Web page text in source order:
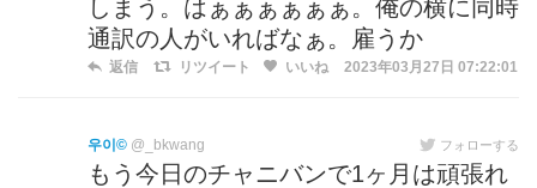
しまう。はぁぁぁぁぁぁ。俺の横に同時
通訳の人がいればなぁ。雇うか
返信 リツイート いいね 2023年03月27日 07:22:01
우이©️ @_bkwang フォローする
もう今日のチャニバンで1ヶ月は頑張れ